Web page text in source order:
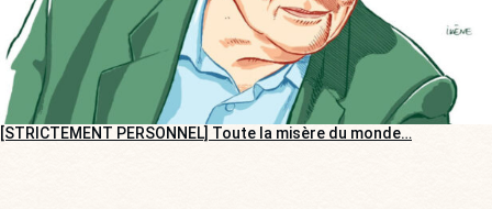
[STRICTEMENT PERSONNEL] Toute la misère du monde…